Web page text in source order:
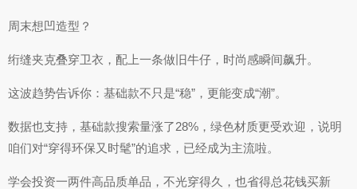
周末想凹造型？
绗缝夹克叠穿卫衣，配上一条做旧牛仔，时尚感瞬间飙升。
这波趋势告诉你：基础款不只是“稳”，更能变成“潮”。
数据也支持，基础款搜索量涨了28%，绿色材质更受欢迎，说明
咱们对“穿得环保又时髦”的追求，已经成为主流啦。
学会投资一两件高品质单品，不光穿得久，也省得总花钱买新